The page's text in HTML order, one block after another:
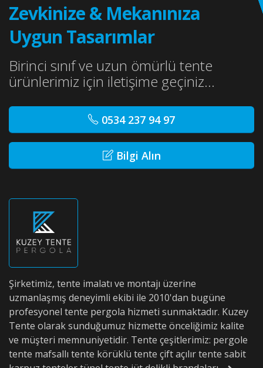
Zevkinize & Mekanınıza
Uygun Tasarımlar
Birinci sınıf ve uzun ömürlü tente
ürünlerimiz için iletişime geçiniz...
0534 237 94 97
Bilgi Alın
Şirketimiz, tente imalatı ve montajı üzerine
uzmanlaşmış deneyimli ekibi ile 2010'dan bugüne
profesyonel tente pergola hizmeti sunmaktadır. Kuzey
Tente olarak sunduğumuz hizmette önceliğimiz kalite
ve müşteri memnuniyetidir. Tente çeşitlerimiz: pergole
tente mafsallı tente körüklü tente çift açılır tente sabit